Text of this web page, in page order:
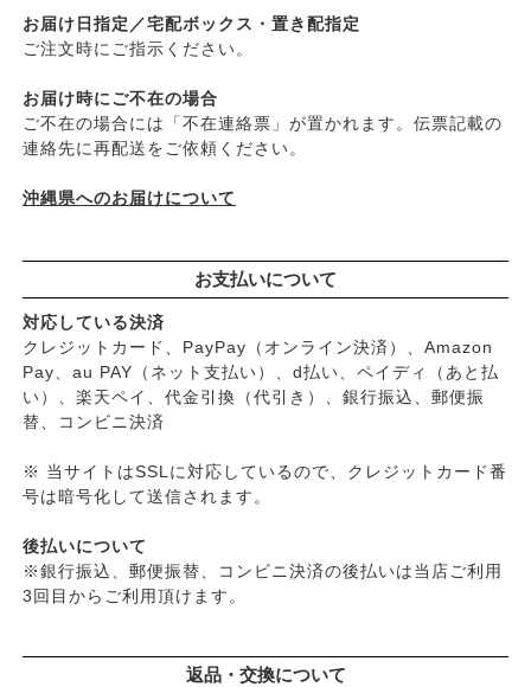
├シミ・くすみ
├エイジングケア
└お悩み・目的別ヘアケア
├頭皮のフケ・かゆみ・臭い
└ダメージ
└竹おやじ末廣さんの竹炭ミネラル
お届け日指定／宅配ボックス・置き配指定
ご注文時にご指示ください。
お届け時にご不在の場合
ご不在の場合には「不在連絡票」が置かれます。伝票記載の
連絡先に再配送をご依頼ください。
沖縄県へのお届けについて
お支払いについて
対応している決済
クレジットカード、PayPay（オンライン決済）、Amazon
Pay、au PAY（ネット支払い）、d払い、ペイディ（あと払
い）、楽天ペイ、代金引換（代引き）、銀行振込、郵便振
替、コンビニ決済
※ 当サイトはSSLに対応しているので、クレジットカード番
号は暗号化して送信されます。
後払いについて
※銀行振込、郵便振替、コンビニ決済の後払いは当店ご利用
3回目からご利用頂けます。
返品・交換について